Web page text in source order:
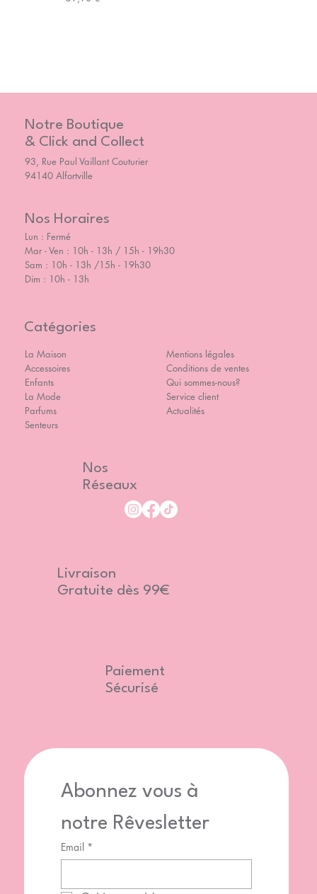
Notre Boutique
& Click and Collect
93, Rue Paul Vaillant Couturier
94140 Alfortville
Nos Horaires
Lun : Fermé
Mar - Ven : 10h - 13h / 15h - 19h30
Sam : 10h - 13h /15h - 19h30
Dim : 10h - 13h
Catégories
La Maison
Accessoires
Enfants
La Mode
Parfums
Senteurs
Mentions légales
Conditions de ventes
Qui sommes-nous?
Service client
Actualités
Abonnez vous à
notre Rêvesletter
Email *
Nos
Réseaux
Livraison
Gratuite dès 99€
Paiement
Sécurisé